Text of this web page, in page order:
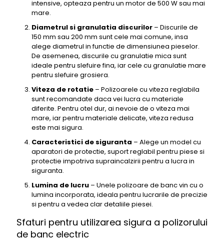
intensive, opteaza pentru un motor de 500 W sau mai
mare.
Diametrul si granulatia discurilor – Discurile de
150 mm sau 200 mm sunt cele mai comune, insa
alege diametrul in functie de dimensiunea pieselor.
De asemenea, discurile cu granulatie mica sunt
ideale pentru slefuire fina, iar cele cu granulatie mare
pentru slefuire grosiera.
Viteza de rotatie – Polizoarele cu viteza reglabila
sunt recomandate daca vei lucra cu materiale
diferite. Pentru otel dur, ai nevoie de o viteza mai
mare, iar pentru materiale delicate, viteza redusa
este mai sigura.
Caracteristici de siguranta – Alege un model cu
aparatori de protectie, suport reglabil pentru piese si
protectie impotriva supraincalzirii pentru a lucra in
siguranta.
Lumina de lucru – Unele polizoare de banc vin cu o
lumina incorporata, ideala pentru lucrarile de precizie
si pentru a vedea clar detaliile piesei.
Sfaturi pentru utilizarea sigura a polizorului
de banc electric